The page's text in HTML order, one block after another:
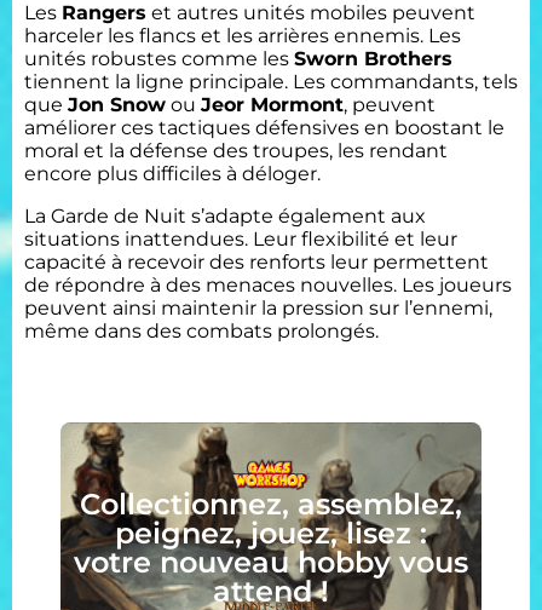
Les Rangers et autres unités mobiles peuvent
harceler les flancs et les arrières ennemis. Les
unités robustes comme les Sworn Brothers
tiennent la ligne principale. Les commandants, tels
que Jon Snow ou Jeor Mormont, peuvent
améliorer ces tactiques défensives en boostant le
moral et la défense des troupes, les rendant
encore plus difficiles à déloger.
La Garde de Nuit s’adapte également aux
situations inattendues. Leur flexibilité et leur
capacité à recevoir des renforts leur permettent
de répondre à des menaces nouvelles. Les joueurs
peuvent ainsi maintenir la pression sur l’ennemi,
même dans des combats prolongés.
Collectionnez, assemblez,
peignez, jouez, lisez :
votre nouveau hobby vous
attend !